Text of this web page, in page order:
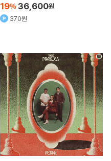
19% 36,600원
370원